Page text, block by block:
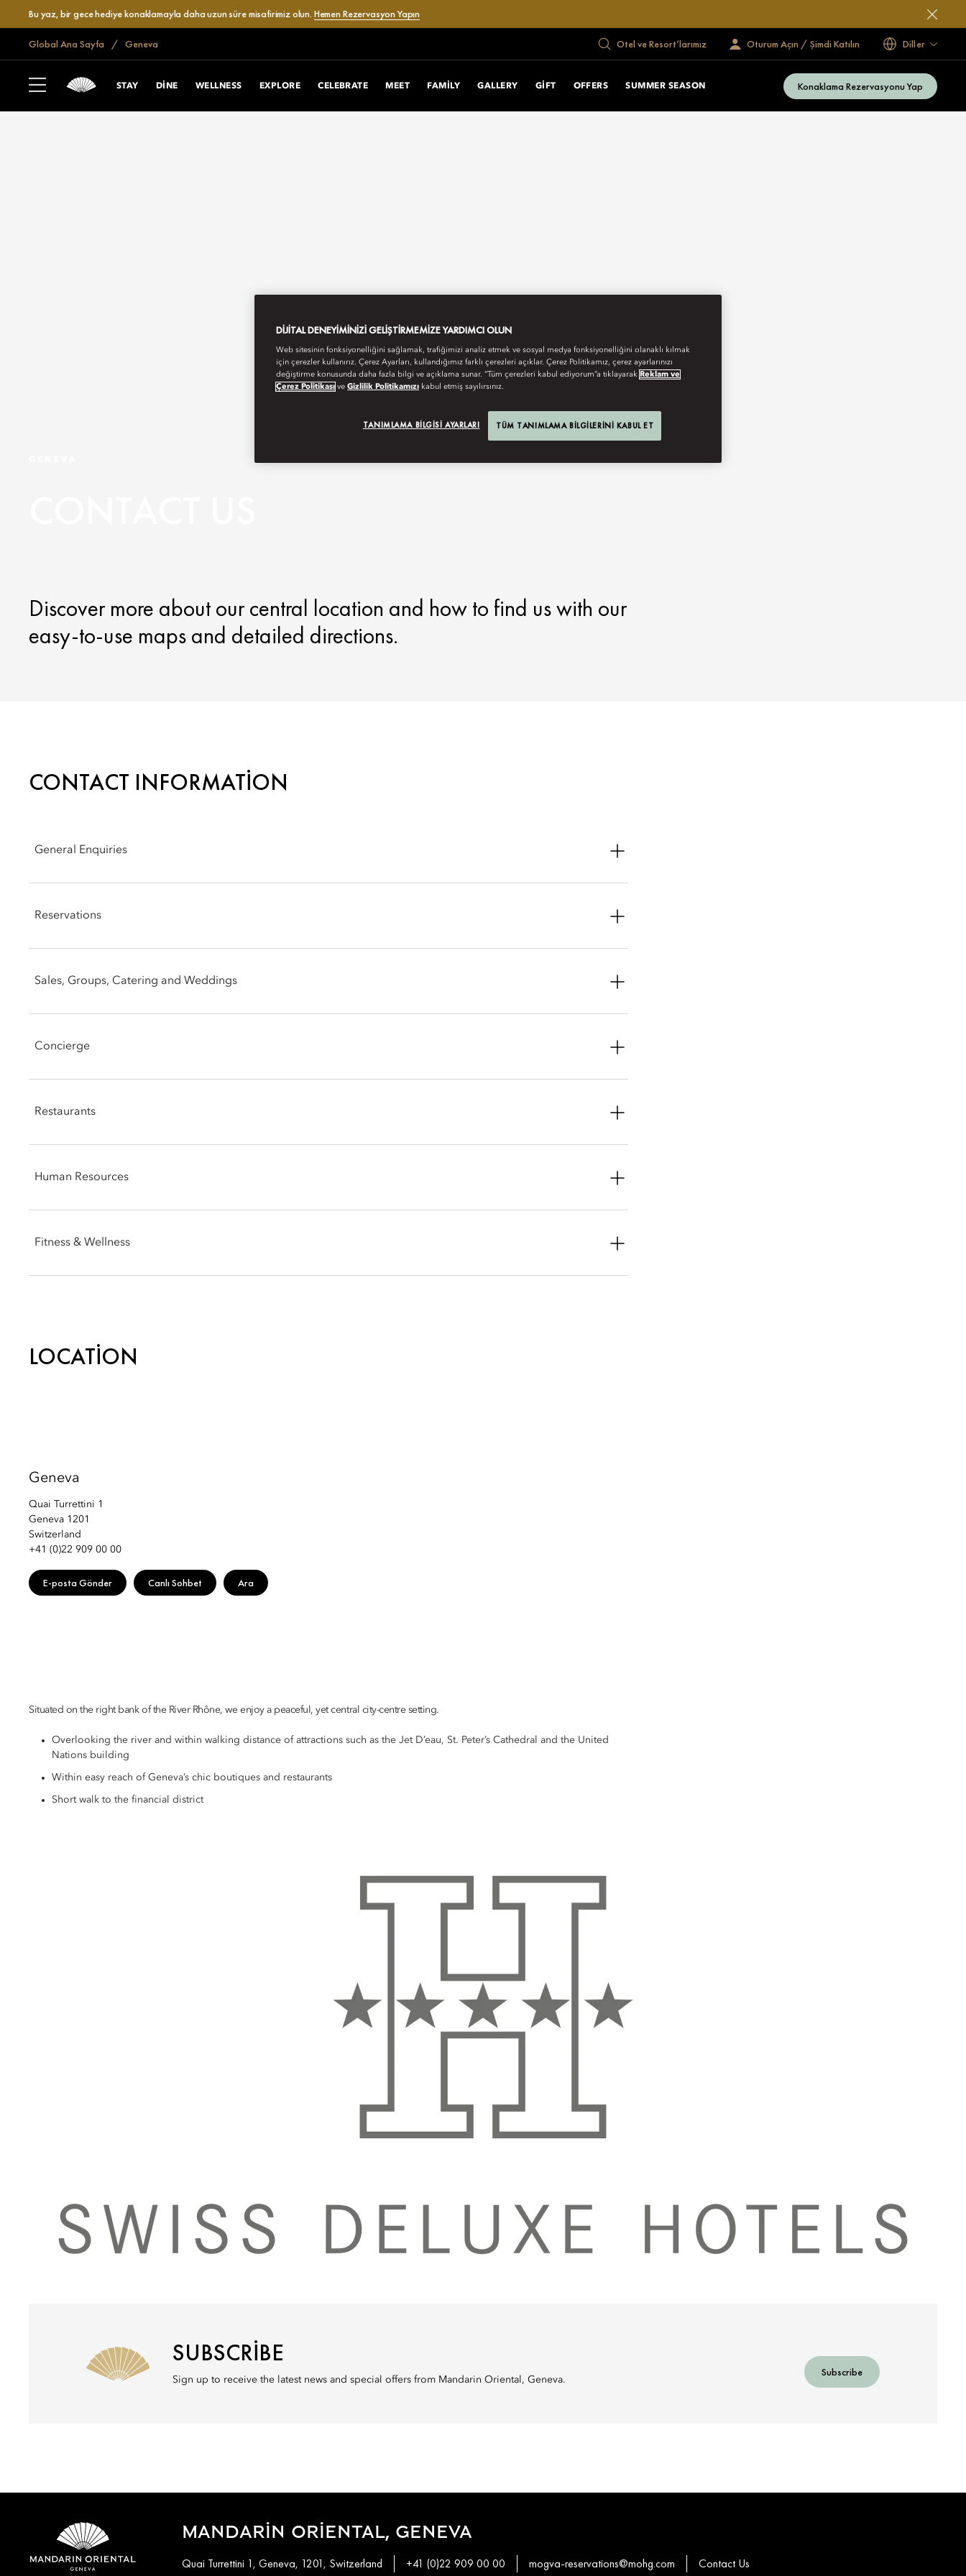
Bu yaz, bir gece hediye konaklamayla daha uzun süre misafirimiz olun. Hemen Rezervasyon Yapın
Global Ana Sayfa Geneva Otel ve Resort’larımız Oturum Açın / Şimdi Katılın Diller
STAY DINE WELLNESS EXPLORE CELEBRATE MEET FAMILY GALLERY GIFT OFFERS SUMMER SEASON Konaklama Rezervasyonu Yap
Discover more about our central location and how to find us with our
easy-to-use maps and detailed directions.
CONTACT INFORMATION
General Enquiries
Reservations
Sales, Groups, Catering and Weddings
Concierge
Restaurants
Human Resources
Fitness & Wellness
LOCATION
Geneva
Quai Turrettini 1
Geneva 1201
Switzerland
+41 (0)22 909 00 00
E-posta Gönder Canlı Sohbet Ara
Situated on the right bank of the River Rhône, we enjoy a peaceful, yet central city-centre setting.
Overlooking the river and within walking distance of attractions such as the Jet D’eau, St. Peter’s Cathedral and the United
Nations building
Within easy reach of Geneva’s chic boutiques and restaurants
Short walk to the financial district
SUBSCRIBE
Sign up to receive the latest news and special offers from Mandarin Oriental, Geneva.
Subscribe
MANDARIN ORIENTAL, GENEVA
Quai Turrettini 1, Geneva, 1201, Switzerland +41 (0)22 909 00 00 mogva-reservations@mohg.com Contact Us
DIJITAL DENEYIMINIZI GELIŞTIRMEMIZE YARDIMCI OLUN
Web sitesinin fonksiyonelliğini sağlamak, trafiğimizi analiz etmek ve sosyal medya fonksiyonelliğini olanaklı kılmak
için çerezler kullanırız. Çerez Ayarları, kullandığımız farklı çerezleri açıklar. Çerez Politikamız, çerez ayarlarınızı
değiştirme konusunda daha fazla bilgi ve açıklama sunar. “Tüm çerezleri kabul ediyorum”a tıklayarak Reklam ve
Çerez Politikası ve Gizlilik Politikamızı kabul etmiş sayılırsınız.
TANIMLAMA BILGISI AYARLARI TÜM TANIMLAMA BILGILERINI KABUL ET